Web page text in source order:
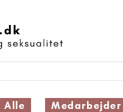
Alle Medarbejder